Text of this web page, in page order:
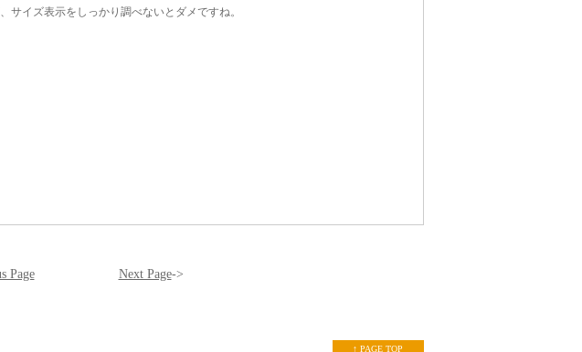
イズ表示をしっかり調べないとダメですね。
Page Next Page->
↑ PAGE TOP